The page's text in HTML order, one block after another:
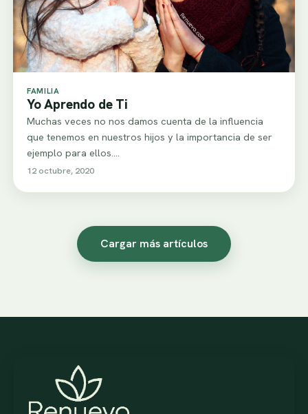
FAMILIA
Yo Aprendo de Ti
Muchas veces no nos damos cuenta de la influencia
que tenemos en nuestros hijos y la importancia de ser
ejemplo para ellos.…
12 octubre, 2020
Cargar más artículos